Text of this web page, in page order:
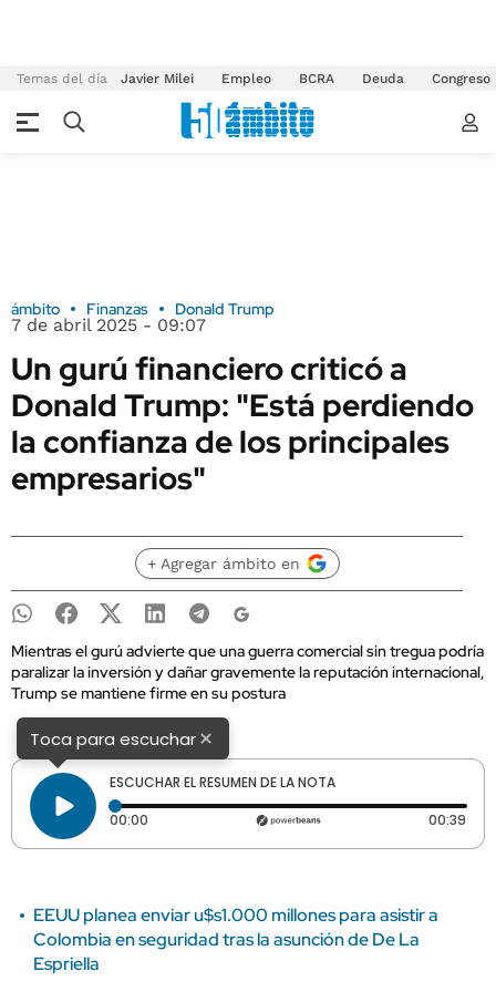
Temas del día Javier Milei Empleo BCRA Deuda Congreso
ámbito Finanzas Donald Trump
7 de abril 2025 - 09:07
Un gurú financiero criticó a
Donald Trump: "Está perdiendo
la confianza de los principales
empresarios"
+ Agregar ámbito en
Mientras el gurú advierte que una guerra comercial sin tregua podría
paralizar la inversión y dañar gravemente la reputación internacional,
Trump se mantiene firme en su postura
Toca para escuchar×
ESCUCHAR EL RESUMEN DE LA NOTA
00:00 Tiempo transcurrido: 0 segundos 00:39
EEUU planea enviar u$s1.000 millones para asistir a
Colombia en seguridad tras la asunción de De La
Espriella